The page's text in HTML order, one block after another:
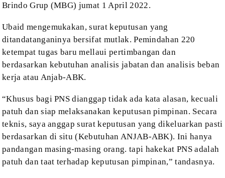
Brindo Grup (MBG) jumat 1 April 2022.
Ubaid mengemukakan, surat keputusan yang
ditandatanganinya bersifat mutlak. Pemindahan 220
ketempat tugas baru mellaui pertimbangan dan
berdasarkan kebutuhan analisis jabatan dan analisis beban
kerja atau Anjab-ABK.
“Khusus bagi PNS dianggap tidak ada kata alasan, kecuali
patuh dan siap melaksanakan keputusan pimpinan. Secara
teknis, saya anggap surat keputusan yang dikeluarkan pasti
berdasarkan di situ (Kebutuhan ANJAB-ABK). Ini hanya
pandangan masing-masing orang. tapi hakekat PNS adalah
patuh dan taat terhadap keputusan pimpinan,” tandasnya.